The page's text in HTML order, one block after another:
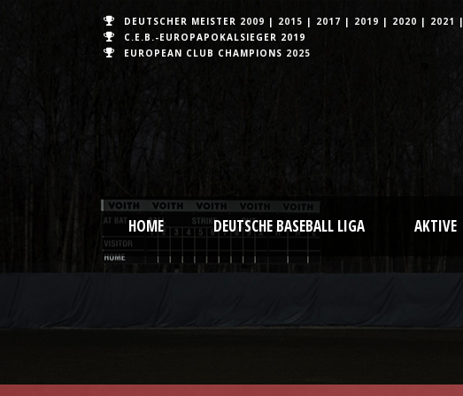
DEUTSCHER MEISTER 2009 | 2015 | 2017 | 2019 | 2020 | 2021 |
C.E.B.-EUROPAPOKALSIEGER 2019
EUROPEAN CLUB CHAMPIONS 2025
HOME DEUTSCHE BASEBALL LIGA AKTIVE